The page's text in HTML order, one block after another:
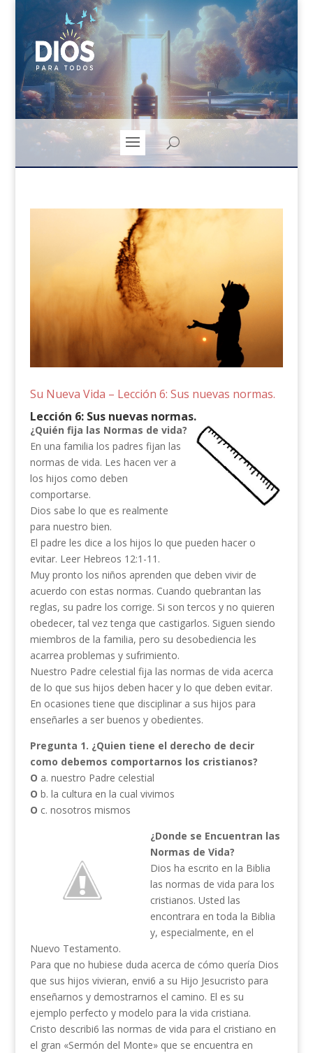
Su Nueva Vida – Lección 6: Sus nuevas normas.
Lección 6: Sus nuevas normas.
¿Quién fija las Normas de vida?
En una familia los padres fijan las
normas de vida. Les hacen ver a
los hijos como deben
comportarse.
Dios sabe lo que es realmente
para nuestro bien.
El padre les dice a los hijos lo que pueden hacer o
evitar. Leer Hebreos 12:1-11.
Muy pronto los niños aprenden que deben vivir de
acuerdo con estas normas. Cuando quebrantan las
reglas, su padre los corrige. Si son tercos y no quieren
obedecer, tal vez tenga que castigarlos. Siguen siendo
miembros de la familia, pero su desobediencia les
acarrea problemas y sufrimiento.
Nuestro Padre celestial fija las normas de vida acerca
de lo que sus hijos deben hacer y lo que deben evitar.
En ocasiones tiene que disciplinar a sus hijos para
enseñarles a ser buenos y obedientes.
Pregunta 1. ¿Quien tiene el derecho de decir
como debemos comportarnos los cristianos?
O a. nuestro Padre celestial
O b. la cultura en la cual vivimos
O c. nosotros mismos
¿Donde se Encuentran las
Normas de Vida?
Dios ha escrito en la Biblia
las normas de vida para los
cristianos. Usted las
encontrara en toda la Biblia
y, especialmente, en el
Nuevo Testamento.
Para que no hubiese duda acerca de cómo quería Dios
que sus hijos vivieran, envi6 a su Hijo Jesucristo para
enseñarnos y demostrarnos el camino. El es su
ejemplo perfecto y modelo para la vida cristiana.
Cristo describi6 las normas de vida para el cristiano en
el gran «Sermón del Monte» que se encuentra en